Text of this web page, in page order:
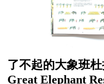
了不起的大象班
Great Elephant